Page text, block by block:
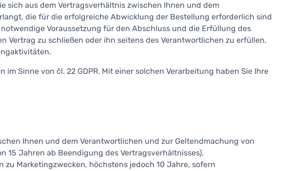
aus dem Vertragsverhältnis zwischen Ihnen und dem
die für die erfolgreiche Abwicklung der Bestellung erforderlich sind
Voraussetzung für den Abschluss und die Erfüllung des
Vertrag zu schließen oder ihn seitens des Verantwortlichen zu erfüllen,
Sinne von čl. 22 GDPR. Mit einer solchen Verarbeitung haben Sie Ihre
Ihnen und dem Verantwortlichen und zur Geltendmachung von
15 Jahren ab Beendigung des Vertragsverhältnisses).
Marketingzwecken, höchstens jedoch 10 Jahre, sofern